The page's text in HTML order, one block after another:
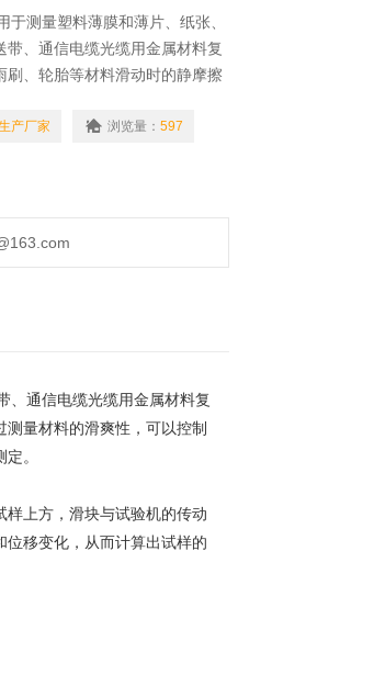
测量塑料薄膜和薄片、纸张、
、通信电缆光缆用金属材料复
、轮胎等材料滑动时的静摩擦
可用于化妆品等日化用品的滑
产厂家 浏览量： 597
、通信电缆光缆用金属材料复
量材料的滑爽性，可以控制
。
上方，滑块与试验机的传动
移变化，从而计算出试样的